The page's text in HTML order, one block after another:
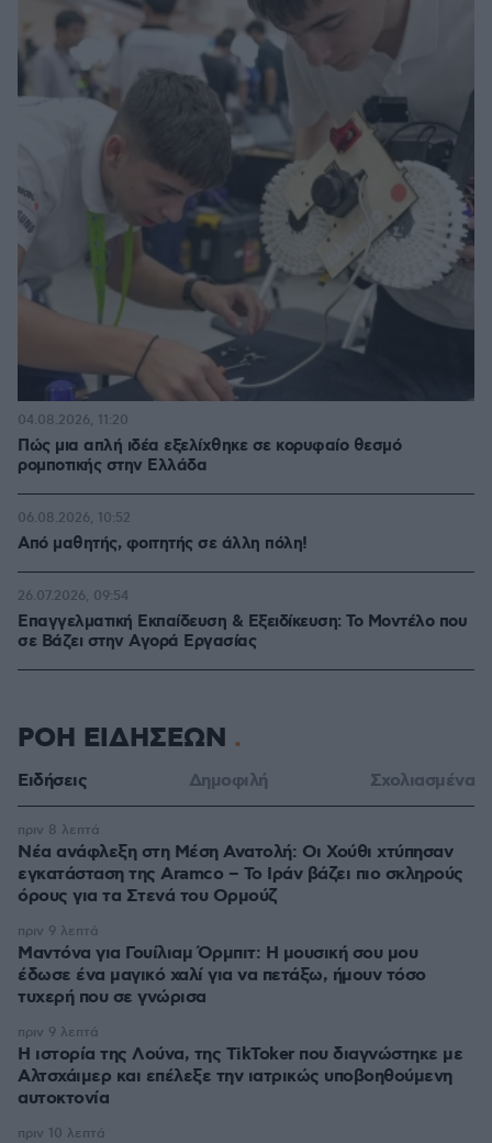
Πώς μια απλή ιδέα εξελίχθηκε σε κορυφαίο θεσμό
ρομποτικής στην Ελλάδα
04.08.2026, 11:20
Από μαθητής, φοιτητής σε άλλη πόλη!
06.08.2026, 10:52
Επαγγελματική Εκπαίδευση & Εξειδίκευση: Το Mοντέλο που
σε Bάζει στην Aγορά Eργασίας
26.07.2026, 09:54
ΡΟΗ ΕΙΔΗΣΕΩΝ
Ειδήσεις Δημοφιλή Σχολιασμένα
Νέα ανάφλεξη στη Μέση Ανατολή: Οι Χούθι χτύπησαν
εγκατάσταση της Aramco – Το Ιράν βάζει πιο σκληρούς
όρους για τα Στενά του Ορμούζ
πριν 8 λεπτά
Μαντόνα για Γουίλιαμ Όρμπιτ: Η μουσική σου μου
έδωσε ένα μαγικό χαλί για να πετάξω, ήμουν τόσο
τυχερή που σε γνώρισα
πριν 9 λεπτά
Η ιστορία της Λούνα, της TikToker που διαγνώστηκε με
Αλτσχάιμερ και επέλεξε την ιατρικώς υποβοηθούμενη
αυτοκτονία
πριν 9 λεπτά
πριν 10 λεπτά